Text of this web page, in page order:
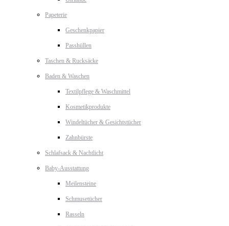
Papeterie
Geschenkpapier
Passhüllen
Taschen & Rucksäcke
Baden & Waschen
Textilpflege & Waschmittel
Kosmetikprodukte
Windeltücher & Gesichtstücher
Zahnbürste
Schlafsack & Nachtlicht
Baby-Ausstattung
Meilensteine
Schmusetücher
Rasseln